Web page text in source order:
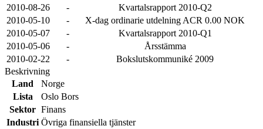
2010-08-26
-
Kvartalsrapport 2010-Q2
2010-05-10
-
X-dag ordinarie utdelning ACR 0.00 NOK
2010-05-07
-
Kvartalsrapport 2010-Q1
2010-05-06
-
Årsstämma
2010-02-22
-
Bokslutskommuniké 2009
Beskrivning
Land
Norge
Lista
Oslo Bors
Sektor Finans
Industri Övriga finansiella tjänster